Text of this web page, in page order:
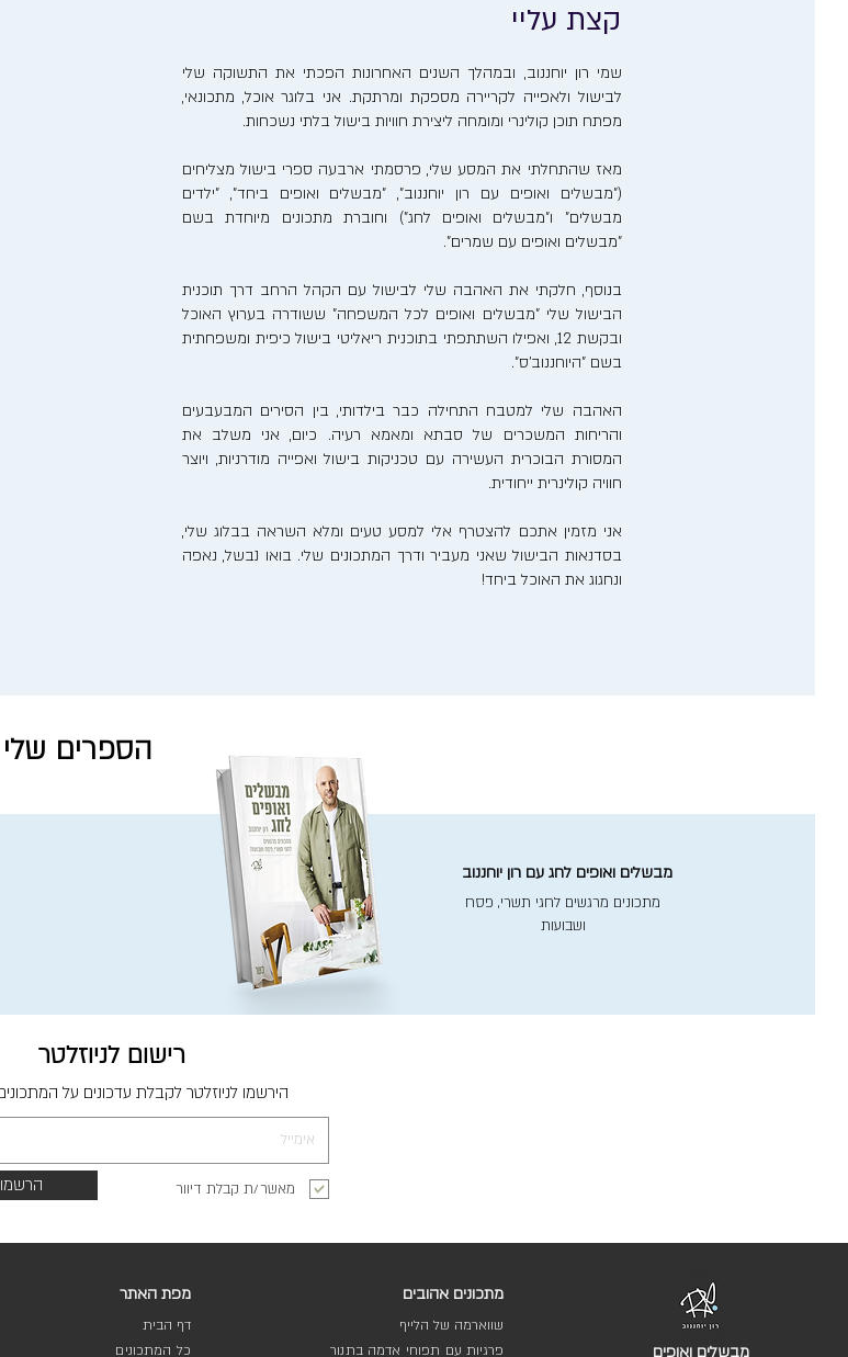
קצת עליי
שמי רון יוחננוב, ובמהלך השנים האחרונות הפכתי את התשוקה שלי
לבישול ולאפייה לקריירה מספקת ומרתקת. אני בלוגר אוכל, מתכונאי,
מפתח תוכן קולינרי ומומחה ליצירת חוויות בישול בלתי נשכחות.
מאז שהתחלתי את המסע שלי, פרסמתי ארבעה ספרי בישול מצליחים
("מבשלים ואופים עם רון יוחננוב", "מבשלים ואופים ביחד", "ילדים
מבשלים" ו"מבשלים ואופים לחג") וחוברת מתכונים מיוחדת בשם
"מבשלים ואופים עם שמרים".
בנוסף, חלקתי את האהבה שלי לבישול עם הקהל הרחב דרך תוכנית
הבישול שלי "מבשלים ואופים לכל המשפחה" ששודרה בערוץ האוכל
ובקשת 12, ואפילו השתתפתי בתוכנית ריאליטי בישול כיפית ומשפחתית
בשם "היוחננוב'ס".
האהבה שלי למטבח התחילה כבר בילדותי, בין הסירים המבעבעים
והריחות המשכרים של סבתא ומאמא רעיה. כיום, אני משלב את
המסורת הבוכרית העשירה עם טכניקות בישול ואפייה מודרניות, ויוצר
חוויה קולינרית ייחודית.
אני מזמין אתכם להצטרף אלי למסע טעים ומלא השראה בבלוג שלי,
בסדנאות הבישול שאני מעביר ודרך המתכונים שלי. בואו נבשל, נאפה
ונחגוג את האוכל ביחד!
הספרים שלי
מבשלים ואופים לחג עם רון יוחננוב
מתכונים מרגשים לחגי תשרי, פסח
ושבועות
רישום לניוזלטר
מאשר/ת קבלת דיוור
הירשמו לניוזלטר לקבלת עדכונים על
מפת האתר
דף הבית
כל המתכונים
מתכונים אהובים
שווארמה של הלייף
פרגיות עם תפוחי אדמה בתנור
מבשלים ואופים